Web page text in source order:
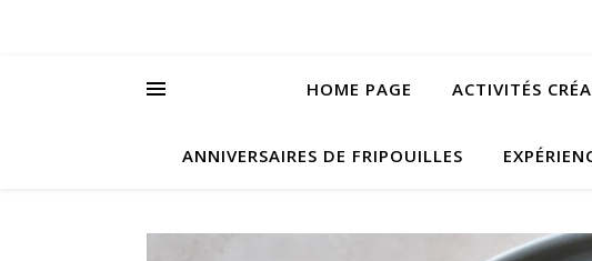
HOME PAGE ACTIVITÉS
ANNIVERSAIRES DE FRIPOUILLES